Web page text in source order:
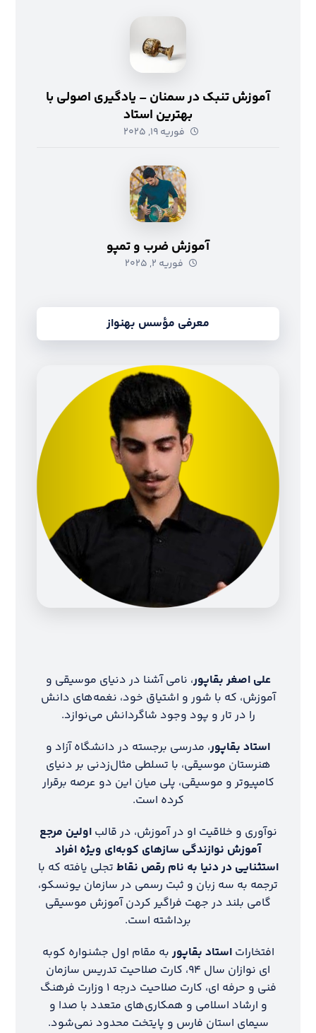
آموزش تنبک در سمنان – یادگیری اصولی با
بهترین استاد
فوریه ۱۹, ۲۰۲۵
آموزش ضرب و تمپو
فوریه ۲, ۲۰۲۵
معرفی مؤسس بهنواز
علی اصغر بقاپور، نامی آشنا در دنیای موسیقی و
آموزش، که با شور و اشتیاق خود، نغمه‌های دانش
را در تار و پود وجود شاگردانش می‌نوازد.
استاد بقاپور، مدرسی برجسته در دانشگاه آزاد و
هنرستان موسیقی، با تسلطی مثال‌زدنی بر دنیای
کامپیوتر و موسیقی، پلی میان این دو عرصه برقرار
کرده است.
نوآوری و خلاقیت او در آموزش، در قالباولین مرجع
آموزش نوازندگی سازهای کوبه‌ای ویژه افراد
استثنایی در دنیا به نام رقص نقاط تجلی یافته که با
ترجمه به سه زبان و ثبت رسمی در سازمان یونسکو،
گامی بلند در جهت فراگیر کردن آموزش موسیقی
برداشته است.
افتخاراتاستاد بقاپوربه مقام اول جشنواره کوبه
ای نوازان سال ۹۴، کارت صلاحیت تدریس سازمان
فنی و حرفه ای، کارت صلاحیت درجه ۱ وزارت فرهنگ
و ارشاد اسلامی و همکاری‌های متعدد با صدا و
سیمای استان فارس و پایتخت محدود نمی‌شود.